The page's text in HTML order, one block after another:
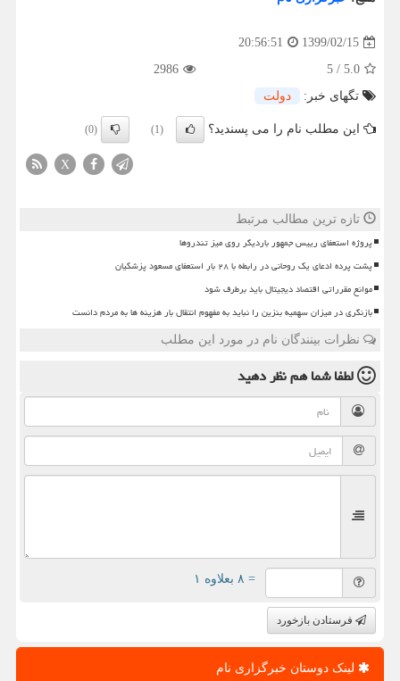
1399/02/15
20:56:51
5.0
/
5
2986
تگهای خبر:
دولت
این مطلب نام را می پسندید؟ (1)
(0)
X
تازه ترین مطالب مرتبط
پروژه استعفای رییس جمهور باردیگر روی میز تندروها
پشت پرده ادعای یک روحانی در رابطه با ۲۸ بار استعفای مسعود پزشکیان
موانع مقرراتی اقتصاد دیجیتال باید برطرف شود
بازنگری در میزان سهمیه بنزین را نباید به مفهوم انتقال بار هزینه ها به مردم دانست
نظرات بینندگان نام در مورد این مطلب
لطفا شما همنظر دهید
= ۸ بعلاوه ۱
فرستادن بازخورد
لینک دوستان خبرگزاری نام